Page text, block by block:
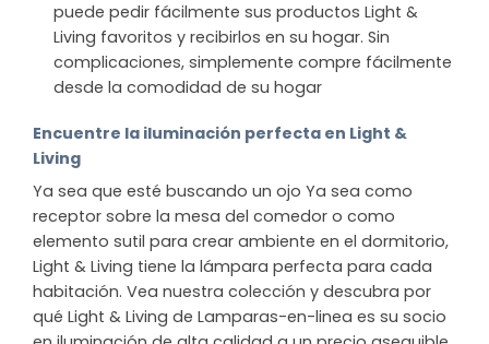
puede pedir fácilmente sus productos Light &
Living favoritos y recibirlos en su hogar. Sin
complicaciones, simplemente compre fácilmente
desde la comodidad de su hogar
Encuentre la iluminación perfecta en Light &
Living
Ya sea que esté buscando un ojo Ya sea como
receptor sobre la mesa del comedor o como
elemento sutil para crear ambiente en el dormitorio,
Light & Living tiene la lámpara perfecta para cada
habitación. Vea nuestra colección y descubra por
qué Light & Living de Lamparas-en-linea es su socio